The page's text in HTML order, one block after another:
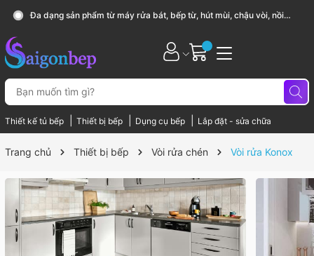
Sài Gòn Bếp chuyên thiết bị bếp, gia dụng bếp cao cấp
Thiết kế tủ bếp Thiết bị bếp Dụng cụ bếp Lắp đặt - sửa chữa
Trang chủ Thiết bị bếp Vòi rửa chén Vòi rửa Konox